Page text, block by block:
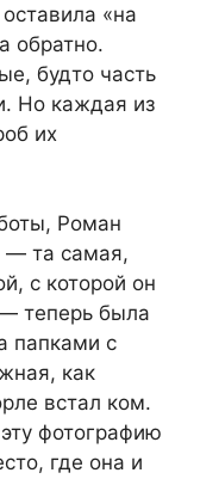
«на
обратно.
будто часть
Но каждая из
их
Роман
— та самая,
с которой он
теперь была
папками с
как
встал ком.
фотографию
где она и